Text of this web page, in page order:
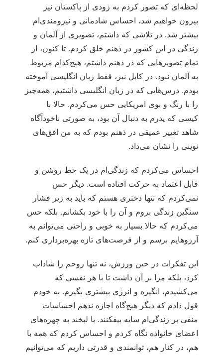
لحظه‌ای که تصور کردم به زودی از پاکستان نیز
بیرون خواهیم شد، احساس شادمانی و نیرومندی‌ام
بیشتر شد. در تلاشی که داشتم، تصویری از آلمان و
زندگی در این کشور در ذهنم خلق کردم. تا کنون، از
تمام تصویرهایی که در ذهنم داشتم، هیچ‌کدام مربوط
به آلمان نبود. در کابل نیز، فقط زبان انگلیسی آموخته
بودم. درس‌هایی که در زبان انگلیسی داشتیم، همه‌چیز
را با رنگ و بوی امریکایی حس می‌کردم. حالا با
کیسی که پدرم به دنبال آن بود، به صورتی ناخودآگاه
شاهد تغییر عمیقی در ذهنم بودم که به من افق‌های
نوینی را نشان می‌داد.
احساس می‌کردم که زندگی‌ام در یک خط روشن و
قابل اعتماد به حرکت افتاده است. دیگر حس
نمی‌کردم که تنها دختری هستم که باید به زیر فشار
سنگین زندگی بروم و آن را با خود بکشانم. بلکه حس
می‌کردم که حالا بسیار به خوبی و راحتی می‌توانم به
آرزوهایم برسم و از فرصت‌های تازه بهره‌برداری کنم.
این تفکرات در حین ورزش، نه تنها روحم را شاداب
کرد، بلکه مرا بر آن داشت تا با هر نفسی که
می‌کشیدم، انگیزه و انرژی بیشتری بگیرم. به خودم
قول دادم که دیگر هیچ‌گاه اجازه ندهم احساسات
منفی بر زندگی‌ام سایه بیفکنند. با لبخند به چهره‌های
اعضای خانواده نگاه کردم و احساس کردم که همه با
هم، در کنار هم، توانمندی و قدرتی داریم که می‌توانیم